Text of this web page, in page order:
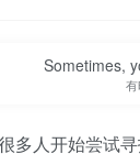
Sometimes,
多人开始尝试